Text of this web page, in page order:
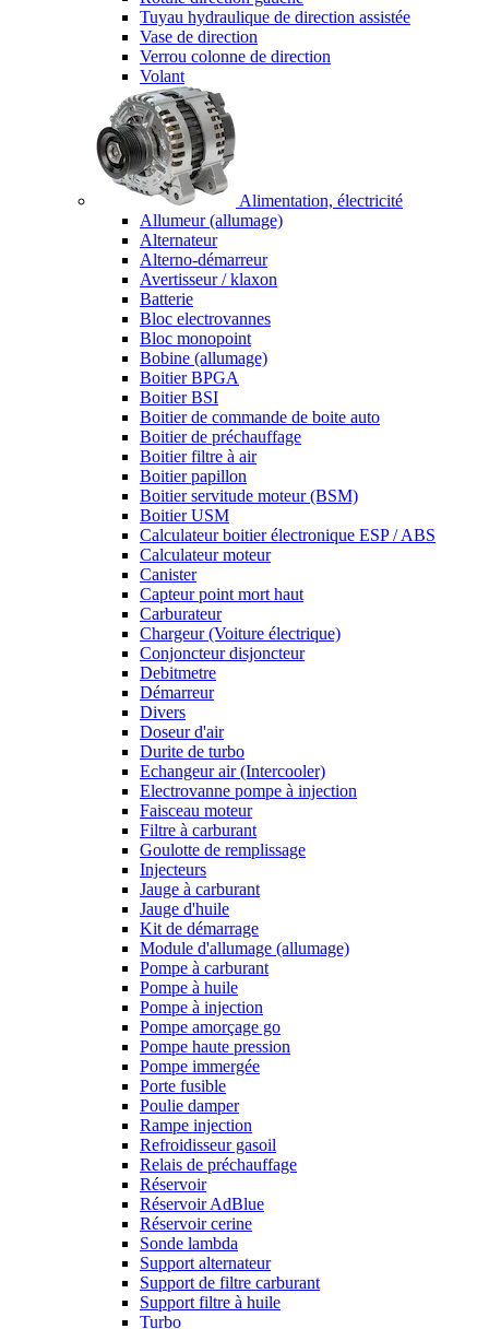
Tuyau hydraulique de direction assistée
Vase de direction
Verrou colonne de direction
Volant
Alimentation, électricité
Allumeur (allumage)
Alternateur
Alterno-démarreur
Avertisseur / klaxon
Batterie
Bloc electrovannes
Bloc monopoint
Bobine (allumage)
Boitier BPGA
Boitier BSI
Boitier de commande de boite auto
Boitier de préchauffage
Boitier filtre à air
Boitier papillon
Boitier servitude moteur (BSM)
Boitier USM
Calculateur boitier électronique ESP / ABS
Calculateur moteur
Canister
Capteur point mort haut
Carburateur
Chargeur (Voiture électrique)
Conjoncteur disjoncteur
Debitmetre
Démarreur
Divers
Doseur d'air
Durite de turbo
Echangeur air (Intercooler)
Electrovanne pompe à injection
Faisceau moteur
Filtre à carburant
Goulotte de remplissage
Injecteurs
Jauge à carburant
Jauge d'huile
Kit de démarrage
Module d'allumage (allumage)
Pompe à carburant
Pompe à huile
Pompe à injection
Pompe amorçage go
Pompe haute pression
Pompe immergée
Porte fusible
Poulie damper
Rampe injection
Refroidisseur gasoil
Relais de préchauffage
Réservoir
Réservoir AdBlue
Réservoir cerine
Sonde lambda
Support alternateur
Support de filtre carburant
Support filtre à huile
Turbo